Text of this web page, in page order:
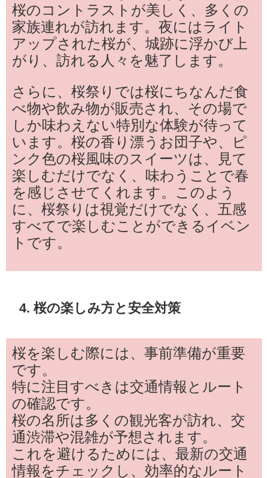
桜のコントラストが美しく、多くの
家族連れが訪れます。夜にはライト
アップされた桜が、城跡に浮かび上
がり、訪れる人々を魅了します。
さらに、桜祭りでは桜にちなんだ食
べ物や飲み物が販売され、その場で
しか味わえない特別な体験が待って
います。桜の香り漂うお団子や、ピ
ンク色の桜風味のスイーツは、見て
楽しむだけでなく、味わうことで春
を感じさせてくれます。このよう
に、桜祭りは視覚だけでなく、五感
すべてで楽しむことができるイベン
トです。
4. 桜の楽しみ方と安全対策
桜を楽しむ際には、事前準備が重要
です。
特に注目すべきは交通情報とルート
の確認です。
桜の名所は多くの観光客が訪れ、交
通渋滞や混雑が予想されます。
これを避けるためには、最新の交通
情報をチェックし、効率的なルート